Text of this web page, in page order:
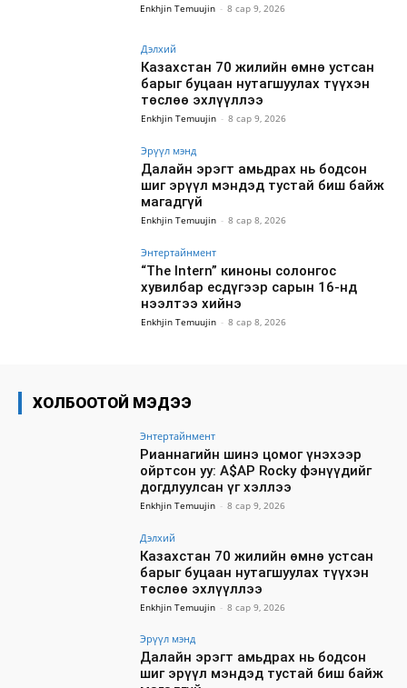
Enkhjin Temuujin - 8 сар 9, 2026
Дэлхий
Казахстан 70 жилийн өмнө устсан
барыг буцаан нутагшуулах түүхэн
төслөө эхлүүллээ
Enkhjin Temuujin - 8 сар 9, 2026
Эрүүл мэнд
Далайн эрэгт амьдрах нь бодсон
шиг эрүүл мэндэд тустай биш байж
магадгүй
Enkhjin Temuujin - 8 сар 8, 2026
Энтертайнмент
“The Intern” киноны солонгос
хувилбар есдүгээр сарын 16-нд
нээлтээ хийнэ
Enkhjin Temuujin - 8 сар 8, 2026
ХОЛБООТОЙ МЭДЭЭ
Энтертайнмент
Рианнагийн шинэ цомог үнэхээр
ойртсон уу: A$AP Rocky фэнүүдийг
догдлуулсан үг хэллээ
Enkhjin Temuujin - 8 сар 9, 2026
Дэлхий
Казахстан 70 жилийн өмнө устсан
барыг буцаан нутагшуулах түүхэн
төслөө эхлүүллээ
Enkhjin Temuujin - 8 сар 9, 2026
Эрүүл мэнд
Далайн эрэгт амьдрах нь бодсон
шиг эрүүл мэндэд тустай биш байж